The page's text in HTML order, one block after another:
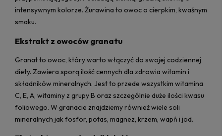
intensywnym kolorze. Żurawina to owoc o cierpkim, kwaśnym
smaku.
Ekstrakt z owoców granatu
Granat to owoc, który warto włączyć do swojej codziennej
diety. Zawiera sporą ilość cennych dla zdrowia witamin i
składników mineralnych. Jest to przede wszystkim witamina
C, E, A, witaminy z grupy B oraz szczególnie duże ilości kwasu
foliowego. W granacie znajdziemy również wiele soli
mineralnych jak fosfor, potas, magnez, krzem, wapń i jod.